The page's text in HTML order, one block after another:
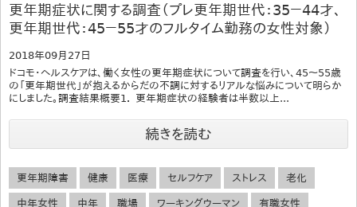
更年期症状に関する調査（プレ更年期世代：35－44才、
更年期世代：45－55才のフルタイム勤務の女性対象）
2018年09月27日
ドコモ・ヘルスケアは、働く女性の更年期症状について調査を行い、45～55歳
の「更年期世代」が抱えるからだの不調に対するリアルな悩みについて明らか
にしました。調査結果概要1． 更年期症状の経験者は半数以上...
続きを読む
更年期障害 健康 医療 セルフケア ストレス 老化
中年女性 中年 職場 ワーキングウーマン 有職女性